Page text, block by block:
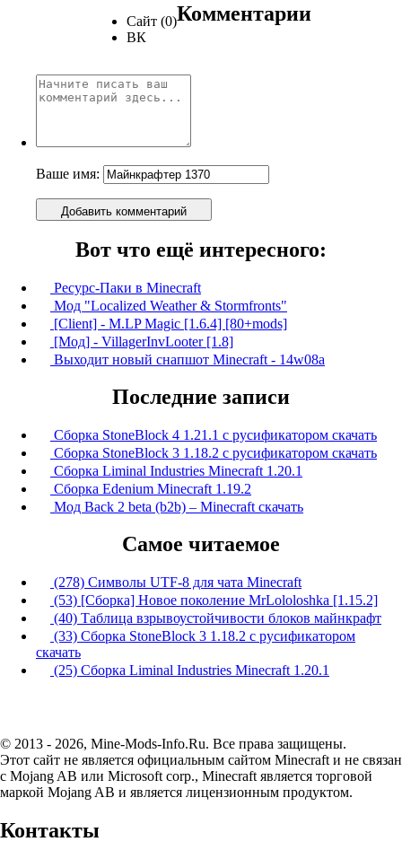
Сайт (0)
ВК
Комментарии
Ваше имя:
Добавить комментарий
Вот что ещё интересного:
Ресурс-Паки в Minecraft
Мод "Localized Weather & Stormfronts"
[Client] - M.LP Magic [1.6.4] [80+mods]
[Мод] - VillagerInvLooter [1.8]
Выходит новый снапшот Minecraft - 14w08a
Последние записи
Сборка StoneBlock 4 1.21.1 с русификатором скачать
Сборка StoneBlock 3 1.18.2 с русификатором скачать
Сборка Liminal Industries Minecraft 1.20.1
Сборка Edenium Minecraft 1.19.2
Мод Back 2 beta (b2b) – Minecraft скачать
Самое читаемое
(278) Символы UTF-8 для чата Minecraft
(53) [Сборка] Новое поколение MrLololoshka [1.15.2]
(40) Таблица взрывоустойчивости блоков майнкрафт
(33) Сборка StoneBlock 3 1.18.2 с русификатором
скачать
(25) Сборка Liminal Industries Minecraft 1.20.1
© 2013 - 2026, Mine-Mods-Info.Ru. Все права защищены.
Этот сайт не является официальным сайтом Minecraft и не связан
с Mojang AB или Microsoft corp., Minecraft является торговой
маркой Mojang AB и является лицензионным продуктом.
Контакты